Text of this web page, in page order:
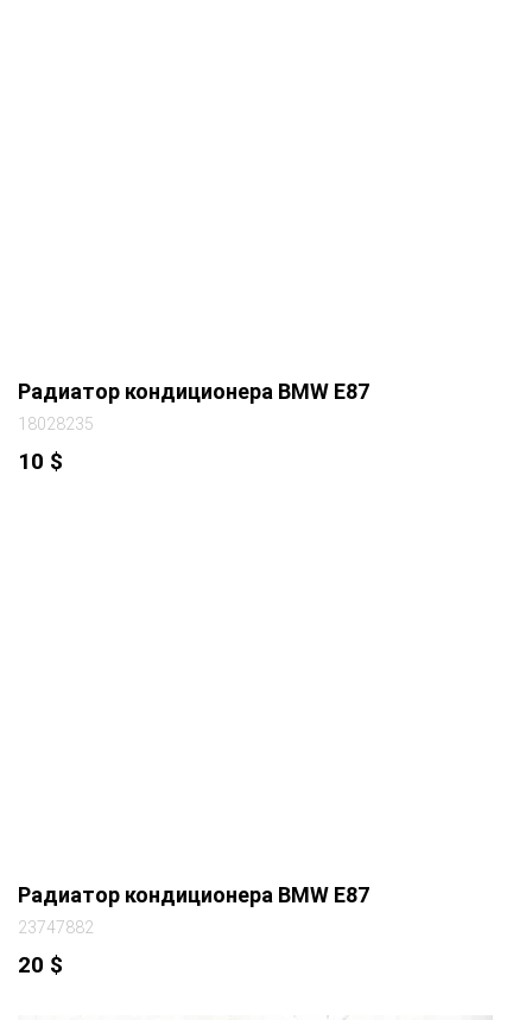
Радиатор кондиционера BMW E87
18028235
10 $
Радиатор кондиционера BMW E87
23747882
20 $